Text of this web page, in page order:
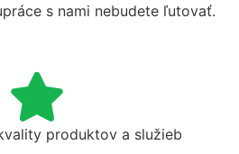
s nami nebudete ľutovať.
produktov a služieb